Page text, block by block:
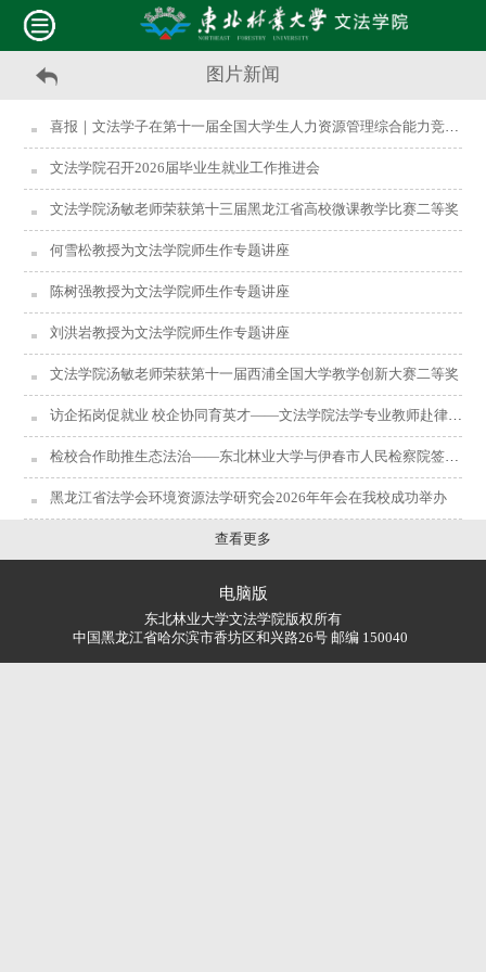
图片新闻
喜报｜文法学子在第十一届全国大学生人力资源管理综合能力竞赛第四赛区中斩获一等奖
文法学院召开2026届毕业生就业工作推进会
文法学院汤敏老师荣获第十三届黑龙江省高校微课教学比赛二等奖
何雪松教授为文法学院师生作专题讲座
陈树强教授为文法学院师生作专题讲座
刘洪岩教授为文法学院师生作专题讲座
文法学院汤敏老师荣获第十一届西浦全国大学教学创新大赛二等奖
访企拓岗促就业 校企协同育英才——文法学院法学专业教师赴律所开展访企拓岗专项活动
检校合作助推生态法治——东北林业大学与伊春市人民检察院签署共建协议
黑龙江省法学会环境资源法学研究会2026年年会在我校成功举办
查看更多
电脑版
东北林业大学文法学院版权所有
中国黑龙江省哈尔滨市香坊区和兴路26号 邮编 150040